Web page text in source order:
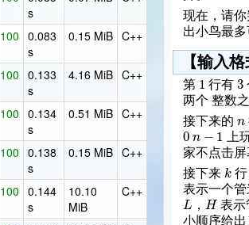
s
100 0.083
s
0.15 MiB C++
100 0.133
s
4.16 MiB C++
100 0.134
s
0.51 MiB C++
100 0.138
s
0.15 MiB C++
100 0.144
s
10.10
MiB
C++
现在，请
出小鸟最
【输入
第 1 行有3
两个 整数
接下来的 n
0n −1 上
家不点击
接下来 k
表示一个
L ， H 表示
小顺序给